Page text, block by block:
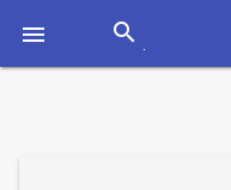
 search